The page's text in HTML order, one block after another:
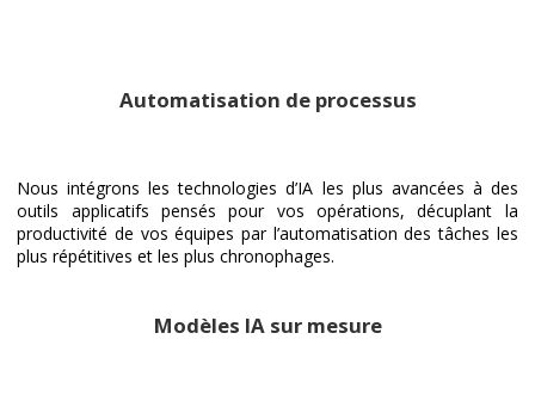
Automatisation de processus
Nous intégrons les technologies d’IA les plus avancées à des
outils applicatifs pensés pour vos opérations, décuplant la
productivité de vos équipes par l’automatisation des tâches les
plus répétitives et les plus chronophages.
Modèles IA sur mesure